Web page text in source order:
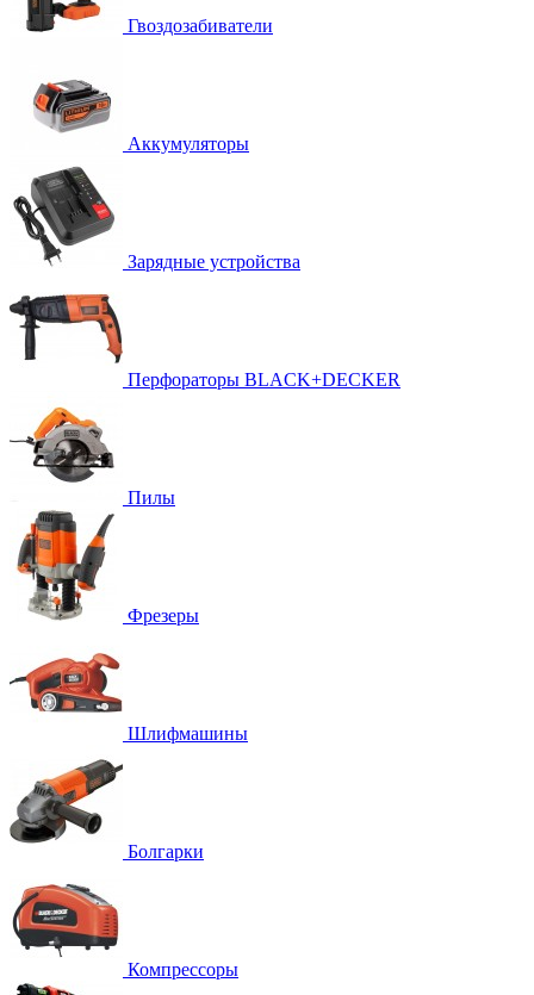
Гвоздозабиватели
Аккумуляторы
Зарядные устройства
Перфораторы BLACK+DECKER
Пилы
Фрезеры
Шлифмашины
Болгарки
Компрессоры